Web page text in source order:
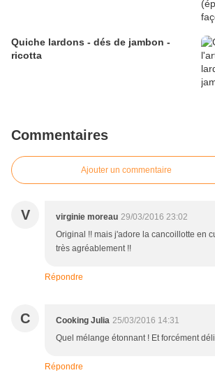
Quiche lardons - dés de jambon -
ricotta
Commentaires
Ajouter un commentaire
V virginie moreau 29/03/2016 23:02
Original !! mais j'adore la cancoillotte en
très agréablement !!
Répondre
C Cooking Julia 25/03/2016 14:31
Quel mélange étonnant ! Et forcément
Répondre